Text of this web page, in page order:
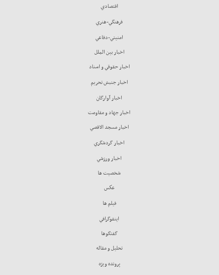
اقتصادي
فرهنگي-هنري
امنيتي-دفاعي
اخبار بين الملل
اخبار حقوقي و اسناد
اخبار جنبش تحريم
اخبار آوارگان
اخبار جهاد و مقاومت
اخبار مسجد الاقصي
اخبار گردشگري
اخبار ورزشي
شخصيت ها
عكس
فيلم ها
اينفوگرافي
گفتگوها
تحليل و مقاله
پرونده ويژه